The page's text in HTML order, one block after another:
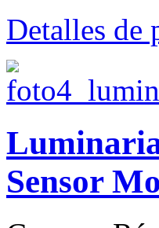
Detalles de
Sensor